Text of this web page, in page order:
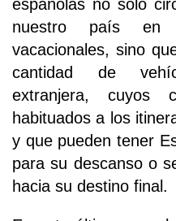
españolas no solo
nuestro país en
vacacionales, sino
cantidad de
extranjera, cuyos
habituados a los
y que pueden tener
para su descanso o
hacia su destino final.